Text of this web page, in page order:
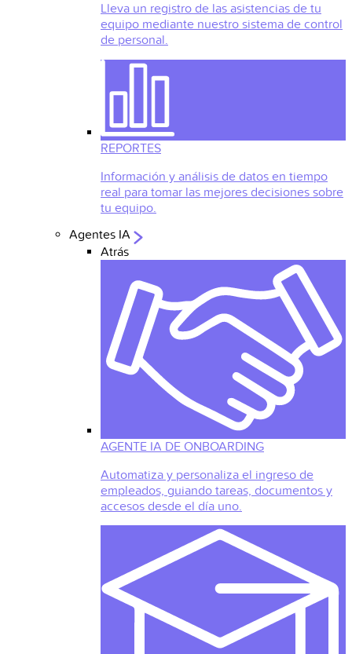
Lleva un registro de las asistencias de tu
equipo mediante nuestro sistema de control
de personal.
REPORTES
Información y análisis de datos en tiempo
real para tomar las mejores decisiones sobre
tu equipo.
Agentes IA
Atrás
AGENTE IA DE ONBOARDING
Automatiza y personaliza el ingreso de
empleados, guiando tareas, documentos y
accesos desde el día uno.